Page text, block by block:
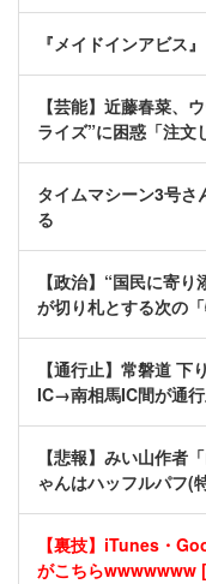
『メイドインアビス
【芸能】近藤春菜、
ライズ”に困惑「注文
タイムマシーン3号さ
る
【政治】“国民に寄
が切り札とする次の
【通行止】常磐道
IC→南相馬IC間が通
【悲報】みい山作者
ゃんはハッフルパフ(
【裏技】iTunes・
がこちらwwwwwww